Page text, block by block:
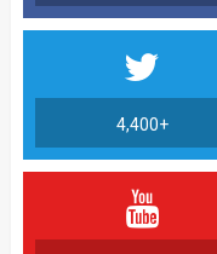
4,400+